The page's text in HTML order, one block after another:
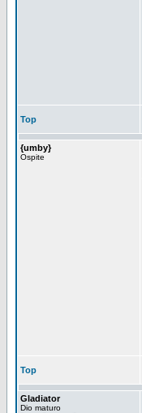
Top
{umby}
Ospite
Top
Gladiator
Dio maturo